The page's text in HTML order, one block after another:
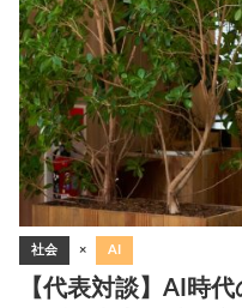
社会 × AI
【代表対談】AI時